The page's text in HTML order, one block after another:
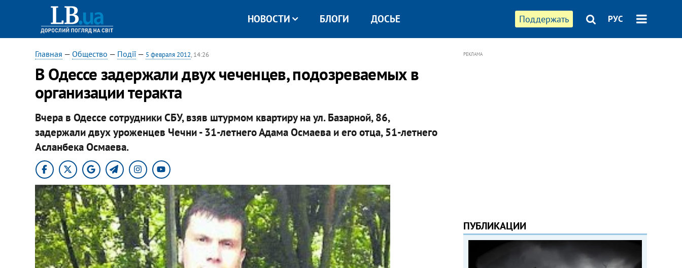
Поддержать РУС
НОВОСТИ БЛОГИ ДОСЬЕ
Главная — Общество — Події— 5 февраля 2012, 14:26
В Одессе задержали двух чеченцев, подозреваемых в
организации теракта
Вчера в Одессе сотрудники СБУ, взяв штурмом квартиру на ул. Базарной, 86,
задержали двух уроженцев Чечни - 31-летнего Адама Осмаева и его отца, 51-летнего
Асланбека Осмаева.
РЕКЛАМА
ПУБЛИКАЦИИ